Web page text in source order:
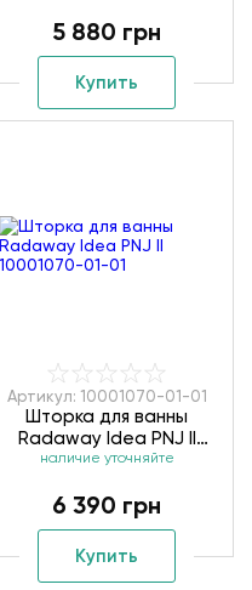
5 880 грн
Купить
Артикул: 10001070-01-01
Шторка для ванны
Radaway Idea PNJ II
10001070-01-01
наличие уточняйте
6 390 грн
Купить